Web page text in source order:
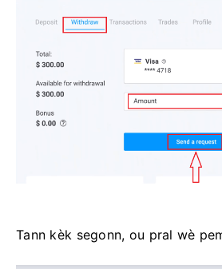
Tann kèk segonn, ou pral wè